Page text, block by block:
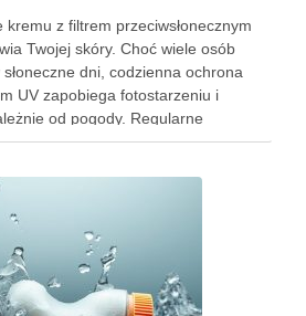
z filtrem przeciwsłonecznym
Twojej skóry. Choć wiele osób
dni, codzienna ochrona
UV zapobiega fotostarzeniu i
od pogody. Regularne
to inwestycja w